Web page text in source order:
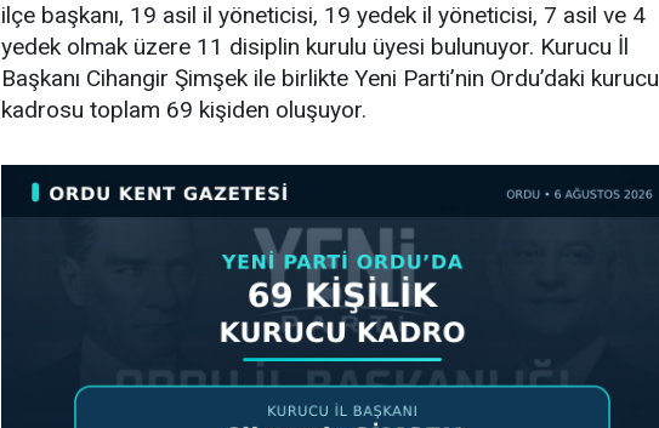
ilçe başkanı, 19 asil il yöneticisi, 19 yedek il yöneticisi, 7 asil ve 4
yedek olmak üzere 11 disiplin kurulu üyesi bulunuyor. Kurucu İl
Başkanı Cihangir Şimşek ile birlikte Yeni Parti’nin Ordu’daki kurucu
kadrosu toplam 69 kişiden oluşuyor.